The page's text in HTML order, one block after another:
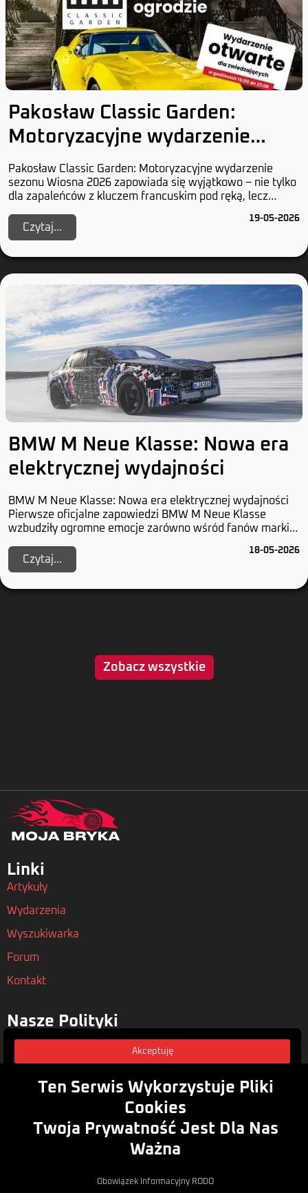
Pakosław Classic Garden:
Motoryzacyjne wydarzenie
sezonu
Pakosław Classic Garden: Motoryzacyjne wydarzenie
sezonu Wiosna 2026 zapowiada się wyjątkowo – nie tylko
dla zapaleńców z kluczem francuskim pod ręką, lecz
Czytaj...
19-05-2026
BMW M Neue Klasse: Nowa era
elektrycznej wydajności
BMW M Neue Klasse: Nowa era elektrycznej wydajności
Pierwsze oficjalne zapowiedzi BMW M Neue Klasse
wzbudziły ogromne emocje zarówno wśród fanów marki,
Czytaj...
18-05-2026
Zobacz wszystkie
Linki
Artykuły
Wydarzenia
Wyszukiwarka
Forum
Kontakt
Nasze Polityki
Regulamin
Polityka Prywatności
Zasubskrybuj
Zapisz się do naszego newsletera, aby być na bieżąco z
nowymi artykułami i wydarzeniami
Akceptuję
Ten Serwis Wykorzystuje Pliki
Cookies
Twoja Prywatność Jest Dla Nas
Ważna
Obowiązek Informacyjny RODO